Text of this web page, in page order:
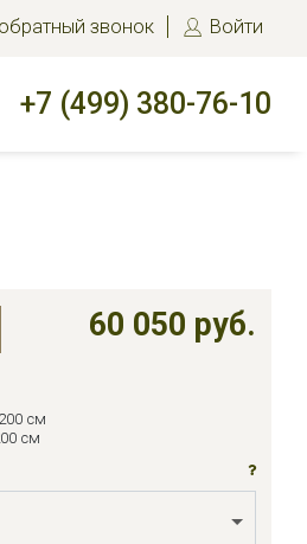
звонок Войти
+7 (499) 380-76-10
60 050 руб.
см
см